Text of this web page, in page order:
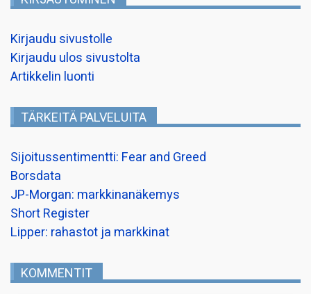
Kirjaudu sivustolle
Kirjaudu ulos sivustolta
Artikkelin luonti
TÄRKEITÄ PALVELUITA
Sijoitussentimentti: Fear and Greed
Borsdata
JP-Morgan: markkinanäkemys
Short Register
Lipper: rahastot ja markkinat
KOMMENTIT